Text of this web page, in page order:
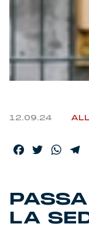
12.09.24
Facebook
Twitter
LA